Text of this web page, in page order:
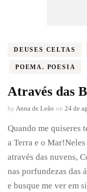
DEUSES CELTAS
POEMA. POESIA
Através das
by Anna de Leão on 24 de
Quando me quiseres
a Terra e o
através das nuvens,
nas porfundezas das
e busque me ver em